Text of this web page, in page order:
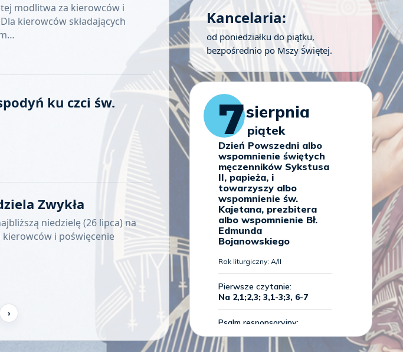
modlitwa za kierowców i
kierowców składających
ku czci św.
Zwykła
niedzielę (26 lipca) na
i poświęcenie
›
Kancelaria:
od poniedziałku do piątku,
bezpośrednio po Mszy Świętej.